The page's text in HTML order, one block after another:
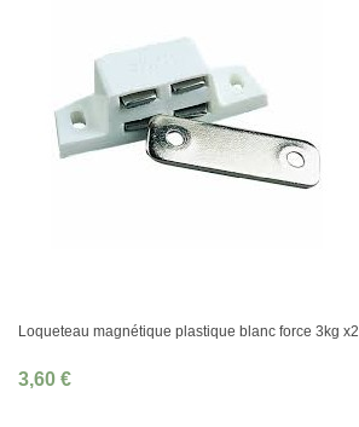
Loqueteau magnétique plastique blanc force 3kg x2
3,60 €